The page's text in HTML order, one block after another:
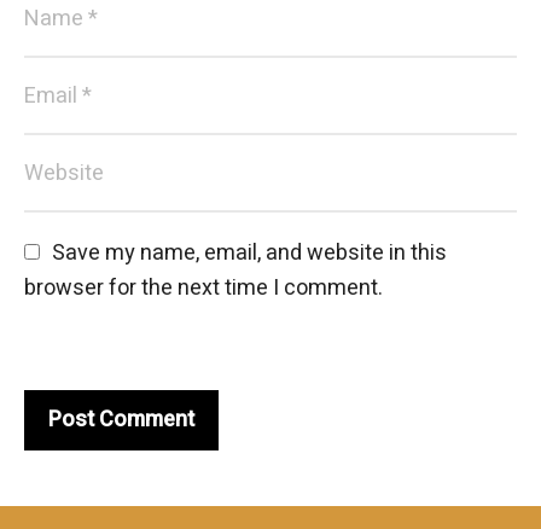
Save my name, email, and website in this
browser for the next time I comment.